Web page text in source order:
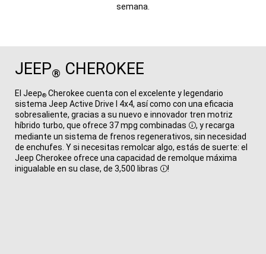
semana.
JEEP® CHEROKEE
El Jeep® Cherokee cuenta con el excelente y legendario
sistema Jeep Active Drive I 4x4, así como con una eficacia
sobresaliente, gracias a su nuevo e innovador tren motriz
híbrido turbo, que ofrece 37 mpg combinadas
Disclosure
, y recarga
mediante un sistema de frenos regenerativos, sin necesidad
de enchufes. Y si necesitas remolcar algo, estás de suerte: el
Jeep Cherokee ofrece una capacidad de remolque máxima
inigualable en su clase, de 3,500 libras
Disclosure
!